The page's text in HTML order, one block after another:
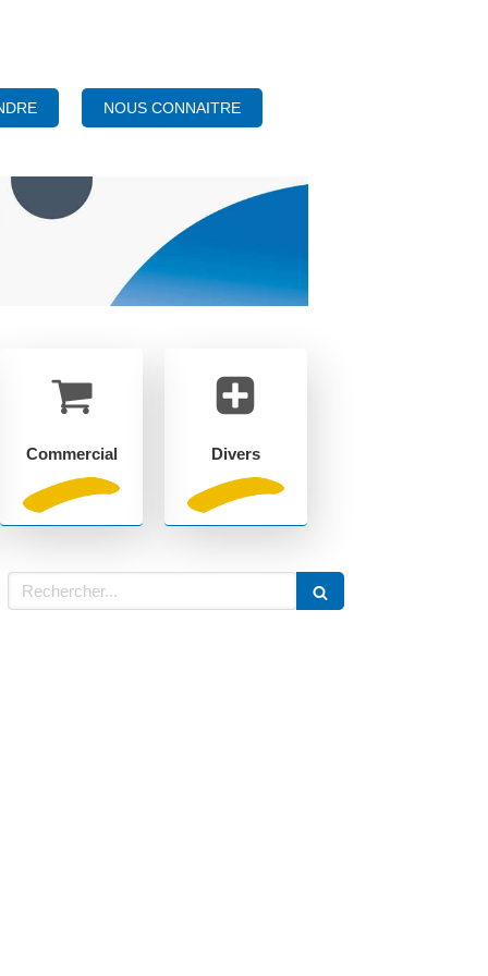
NOUS CONNAITRE
Commercial Divers
Rechercher